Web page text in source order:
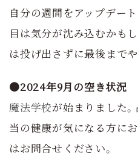
自分の週間をアップデー
目は気分が沈み込むかも
は投げ出さずに最後まで
●2024年9月の空き状況
魔法学校が始まりました
当の健康が気になる方に
はお問合せください。